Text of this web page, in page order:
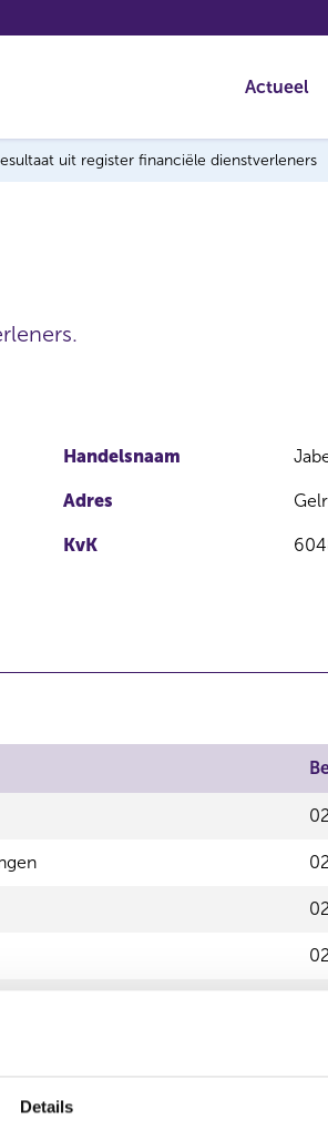
Details
Actueel
uit register financiële dienstverleners
Handelsnaam
Adres
KvK